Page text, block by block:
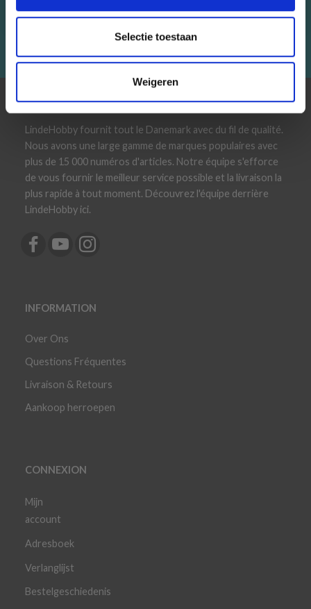
Selectie toestaan
Weigeren
ingen!
À PROPOS DE NOUS
LindeHobby fournit tout le Danemark avec du fil de qualité.
Nous avons une large gamme de marques populaires avec
plus de 15 000 numéros d'articles. Notre équipe s'efforce
de vous fournir le meilleur service possible et la livraison la
plus rapide à tout moment. Découvrez l'équipe derrière
LindeHobby ici.
INFORMATION
Over Ons
Questions Fréquentes
Livraison & Retours
Aankoop herroepen
CONNEXION
Mijn
account
Adresboek
Verlanglijst
Bestelgeschiedenis